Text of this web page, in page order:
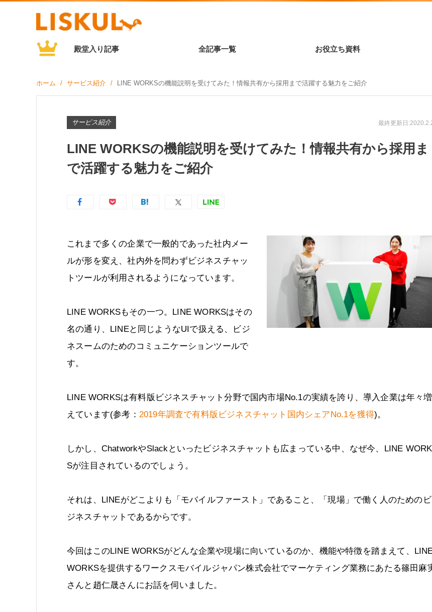
殿堂入り記事 全記事一覧 お役立ち資料
ホーム サービス紹介 LINE WORKSの機能説明を受けてみた！情報共有から採用まで活躍する魅力をご紹介
サービス紹介 最終更新日
LINE WORKSの機能説明を受けてみた！情報共有から採用ま
で活躍する魅力をご紹介
これまで多くの企業で一般的であった社内メー
ルが形を変え、社内外を問わずビジネスチャッ
トツールが利用されるようになっています。
LINE WORKSもその一つ。LINE WORKSはその
名の通り、LINEと同じようなUIで扱える、ビジ
ネスームのためのコミュニケーションツールで
す。
LINE WORKSは有料版ビジネスチャット分野で国内市場No.1の実績を誇り、導入企業は年々増
えています(参考： 2019年調査で有料版ビジネスチャット国内シェアNo.1を獲得)。
しかし、ChatworkやSlackといったビジネスチャットも広まっている中、なぜ今、LINE WORK
Sが注目されているのでしょう。
それは、LINEがどこよりも「モバイルファースト」であること、「現場」で働く人のためのビ
ジネスチャットであるからです。
今回はこのLINE WORKSがどんな企業や現場に向いているのか、機能や特徴を踏まえて、
WORKSを提供するワークスモバイルジャパン株式会社でマーケティング業務にあたる篠田麻
さんと趙仁晟さんにお話を伺いました。